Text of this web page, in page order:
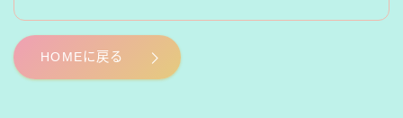
HOMEに戻る